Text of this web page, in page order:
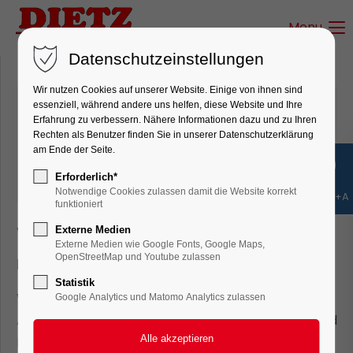
Login
Benutzername
Passwort
Anmelden
Support
Lorem ipsum dolor sit amet:
Menu
Aktuelle Info für August
Wir brauchen Platz
Liebe Modell- und Gartenbahnfreunde!
Wir brauchen Platz und sind wieder mal am
Aufräumen. Nicht mehr nachbestellbare Artikel und
Restposten müssen raus.
Datenschutzeinstellungen
Wir nutzen Cookies auf unserer Website. Einige von ihnen sind
essenziell, während andere uns helfen, diese Website und Ihre
Erfahrung zu verbessern. Nähere Informationen dazu und zu Ihren
Rechten als Benutzer finden Sie in unserer Datenschutzerklärung
am Ende der Seite.
Erforderlich*
Notwendige Cookies zulassen damit die Website korrekt
funktioniert
Externe Medien
Externe Medien wie Google Fonts, Google Maps,
OpenStreetMap und Youtube zulassen
Statistik
Google Analytics und Matomo Analytics zulassen
Shift+Alt+A